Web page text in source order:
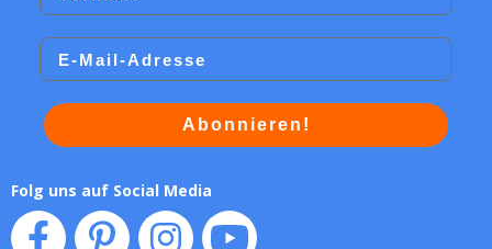
Email
Abonnieren!
Folg uns auf Social Media